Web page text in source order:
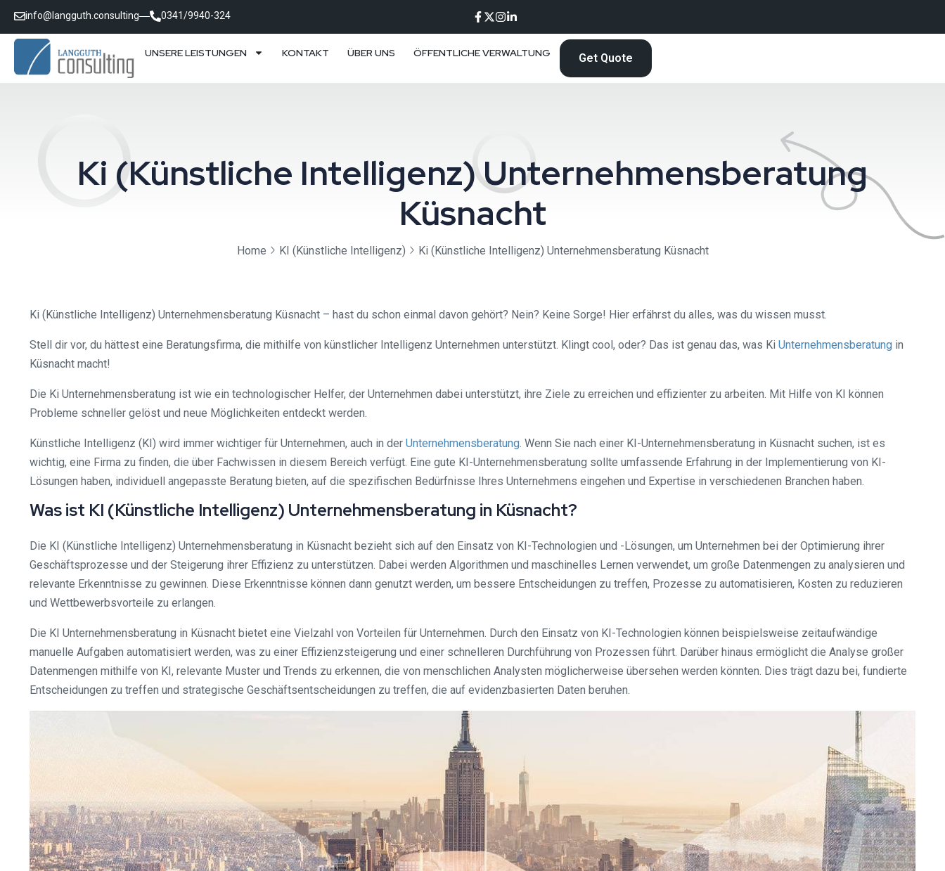
info@langguth.consulting 0341/9940-324
UNSERE LEISTUNGEN KONTAKT ÜBER UNS ÖFFENTLICHE VERWALTUNG Get Quote
Ki (Künstliche Intelligenz) Unternehmensberatung
Küsnacht
Home KI (Künstliche Intelligenz) Ki (Künstliche Intelligenz) Unternehmensberatung Küsnacht
Ki (Künstliche Intelligenz) Unternehmensberatung Küsnacht – hast du schon einmal davon gehört? Nein? Keine Sorge! Hier erfährst du alles, was du wissen musst.
Stell dir vor, du hättest eine Beratungsfirma, die mithilfe von künstlicher Intelligenz Unternehmen unterstützt. Klingt cool, oder? Das ist genau das, was Ki Unternehmensberatung in
Küsnacht macht!
Die Ki Unternehmensberatung ist wie ein technologischer Helfer, der Unternehmen dabei unterstützt, ihre Ziele zu erreichen und effizienter zu arbeiten. Mit Hilfe von KI können
Probleme schneller gelöst und neue Möglichkeiten entdeckt werden.
Künstliche Intelligenz (KI) wird immer wichtiger für Unternehmen, auch in der Unternehmensberatung. Wenn Sie nach einer KI-Unternehmensberatung in Küsnacht suchen, ist es
wichtig, eine Firma zu finden, die über Fachwissen in diesem Bereich verfügt. Eine gute KI-Unternehmensberatung sollte umfassende Erfahrung in der Implementierung von KI-
Lösungen haben, individuell angepasste Beratung bieten, auf die spezifischen Bedürfnisse Ihres Unternehmens eingehen und Expertise in verschiedenen Branchen haben.
Was ist KI (Künstliche Intelligenz) Unternehmensberatung in Küsnacht?
Die KI (Künstliche Intelligenz) Unternehmensberatung in Küsnacht bezieht sich auf den Einsatz von KI-Technologien und -Lösungen, um Unternehmen bei der Optimierung ihrer
Geschäftsprozesse und der Steigerung ihrer Effizienz zu unterstützen. Dabei werden Algorithmen und maschinelles Lernen verwendet, um große Datenmengen zu analysieren und
relevante Erkenntnisse zu gewinnen. Diese Erkenntnisse können dann genutzt werden, um bessere Entscheidungen zu treffen, Prozesse zu automatisieren, Kosten zu reduzieren
und Wettbewerbsvorteile zu erlangen.
Die KI Unternehmensberatung in Küsnacht bietet eine Vielzahl von Vorteilen für Unternehmen. Durch den Einsatz von KI-Technologien können beispielsweise zeitaufwändige
manuelle Aufgaben automatisiert werden, was zu einer Effizienzsteigerung und einer schnelleren Durchführung von Prozessen führt. Darüber hinaus ermöglicht die Analyse großer
Datenmengen mithilfe von KI, relevante Muster und Trends zu erkennen, die von menschlichen Analysten möglicherweise übersehen werden könnten. Dies trägt dazu bei, fundierte
Entscheidungen zu treffen und strategische Geschäftsentscheidungen zu treffen, die auf evidenzbasierten Daten beruhen.